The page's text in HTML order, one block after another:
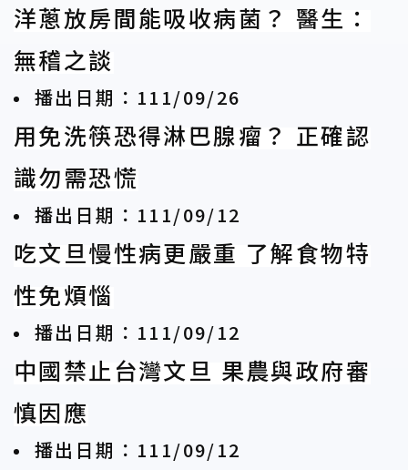
洋蔥放房間能吸收病菌？ 醫生：
無稽之談
播出日期：111/09/26
用免洗筷恐得淋巴腺瘤？ 正確認
識勿需恐慌
播出日期：111/09/12
吃文旦慢性病更嚴重 了解食物特
性免煩惱
播出日期：111/09/12
中國禁止台灣文旦 果農與政府審
慎因應
播出日期：111/09/12